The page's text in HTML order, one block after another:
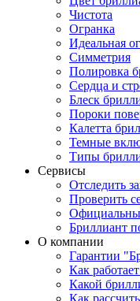
Чистота
Огранка
Идеальная
Симметрия
Полировка
Сердца и
Блеск
Пороки
Калетта
Темные
Типы
Сервисы
Отследить
Проверить
Бриллиант
О компании
Гарантии
Как
Какой